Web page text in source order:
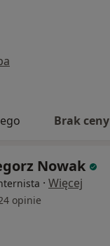
Brak ceny
Nowak
· Więcej
opinie